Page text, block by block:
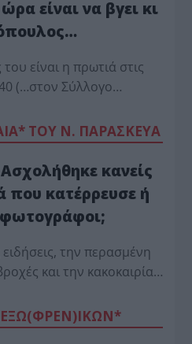
είναι να βγει κι
είναι η πρωτιά στις
(…στον Σύλλογο…
ΤΟΥ Ν. ΠΑΡΑΣΚΕΥΑ
κανείς
που κατέρρευσε ή
την περασμένη
και την κακοκαιρία…